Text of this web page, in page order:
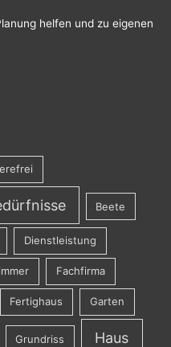
helfen und zu eigenen
Beete
Dienstleistung
Fachfirma
Fertighaus Garten
Grundriss Haus